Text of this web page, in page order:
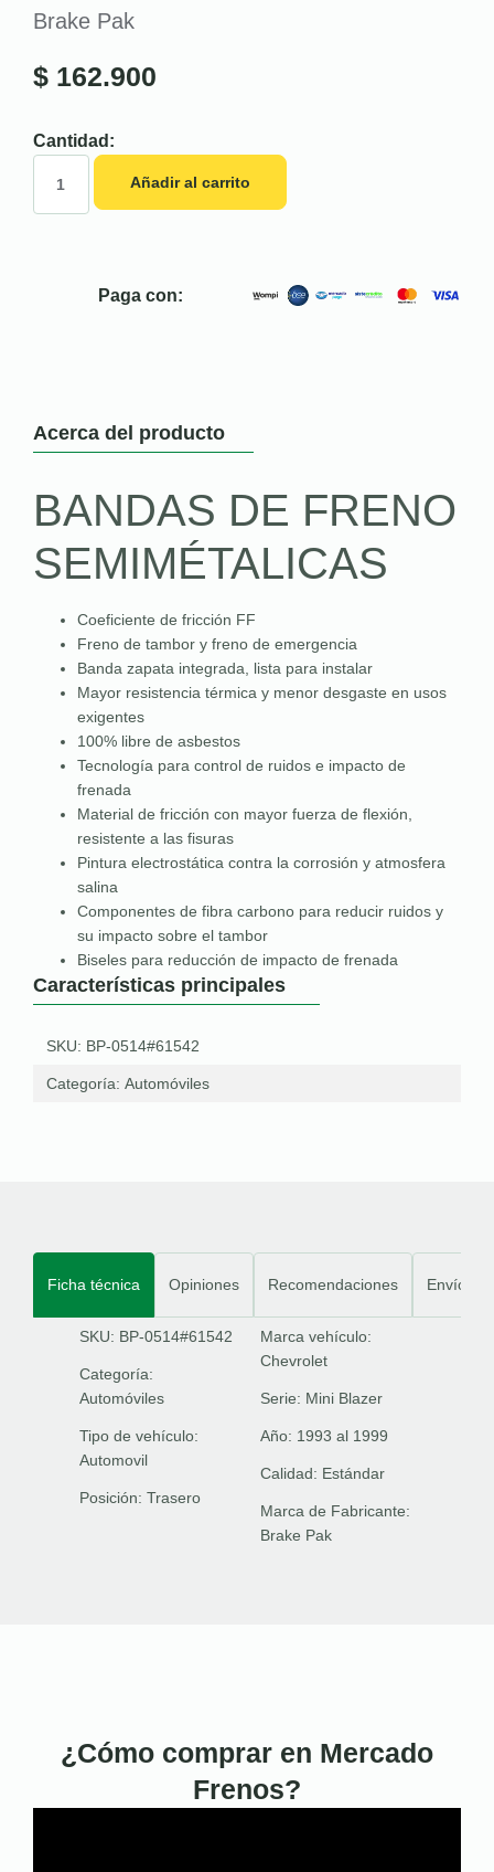
Brake Pak
$ 162.900
Cantidad:
Añadir al carrito
Paga con:
Acerca del producto
BANDAS DE FRENO
SEMIMÉTALICAS
Coeficiente de fricción FF
Freno de tambor y freno de emergencia
Banda zapata integrada, lista para instalar
Mayor resistencia térmica y menor desgaste en usos
exigentes
100% libre de asbestos
Tecnología para control de ruidos e impacto de
frenada
Material de fricción con mayor fuerza de flexión,
resistente a las fisuras
Pintura electrostática contra la corrosión y atmosfera
salina
Componentes de fibra carbono para reducir ruidos y
su impacto sobre el tambor
Biseles para reducción de impacto de frenada
Características principales
SKU: BP-0514#61542
Categoría: Automóviles
Ficha técnica Opiniones Recomendaciones Envíos
SKU: BP-0514#61542
Categoría:
Automóviles
Tipo de vehículo:
Automovil
Posición: Trasero
Marca vehículo:
Chevrolet
Serie: Mini Blazer
Año: 1993 al 1999
Calidad: Estándar
Marca de Fabricante:
Brake Pak
¿Cómo comprar en Mercado
Frenos?